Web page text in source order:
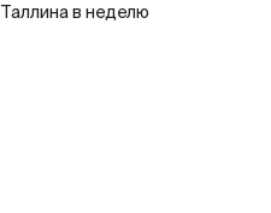
Таллина в неделю